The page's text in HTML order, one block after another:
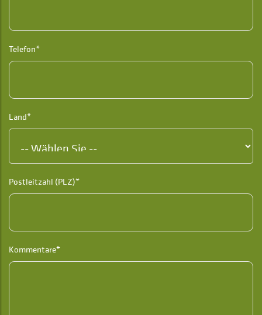
Telefon*
Land*
Postleitzahl (PLZ)*
Kommentare*